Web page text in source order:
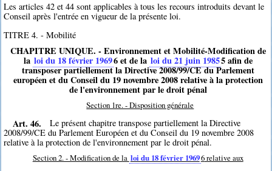
Les articles 42 et 44 sont applicables à tous les recours introduits devant le
Conseil après l'entrée en vigueur de la présente loi.
TITRE 4. - Mobilité
CHAPITRE UNIQUE. - Environnement et Mobilité-Modification de
la loi du 18 février 19696et de la loi du 21 juin 19855afin de
transposer partiellement la Directive 2008/99/CE du Parlement
européen et du Conseil du 19 novembre 2008 relative à la protection
de l'environnement par le droit pénal
Section 1re. - Disposition générale
Art. 46.
Le présent chapitre transpose partiellement la Directive
2008/99/CE du Parlement Européen et du Conseil du 19 novembre 2008
relative à la protection de l'environnement par le droit pénal.
Section 2. - Modification de la loi du 18 février 19696relative aux